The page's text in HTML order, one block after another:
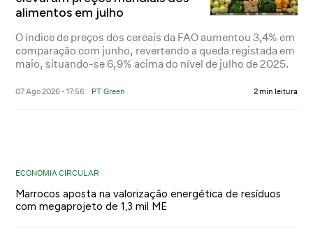
alimentos em julho
O índice de preços dos cereais da FAO aumentou 3,4% em
comparação com junho, revertendo a queda registada em
maio, situando-se 6,9% acima do nível de julho de 2025.
07 Ago 2026 - 17:56 PT Green 2 min leitura
ECONOMIA CIRCULAR
Marrocos aposta na valorização energética de resíduos
com megaprojeto de 1,3 mil ME